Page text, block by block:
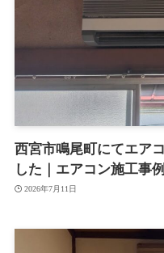
西宮市鳴尾町にてエア
した｜エアコン施工事例
2026年7月11日